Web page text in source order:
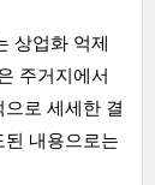
상업화 억제
주거지에서
로 세세한 결
된 내용으로는